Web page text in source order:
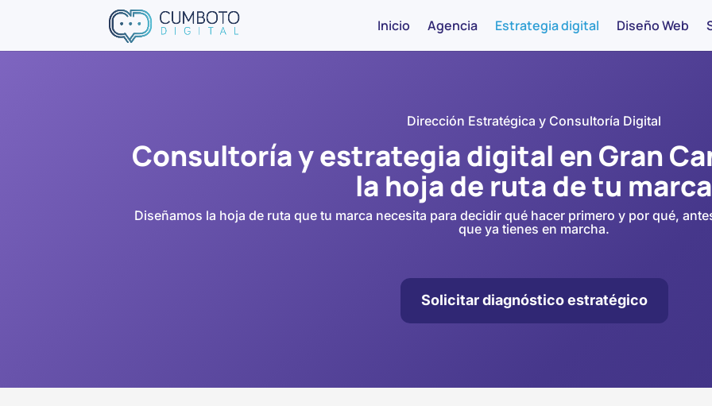
Inicio Agencia Estrategia digital Diseño Web
Dirección Estratégica y Consultoría Digital
Consultoría y estrategia digital en Gran
la hoja de ruta de tu marca
Diseñamos la hoja de ruta que tu marca necesita para decidir qué hacer primero y por qué,
que ya tienes en marcha.
Solicitar diagnóstico estratégico